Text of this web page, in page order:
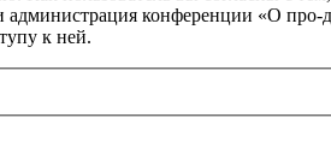
конференции «О
к ней.